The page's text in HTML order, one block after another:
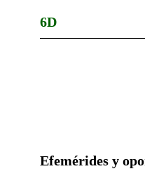
6D
Efemérides y